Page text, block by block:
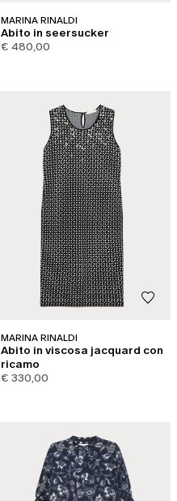
MARINA RINALDI
Abito in seersucker
€ 480,00
MARINA RINALDI
Abito in viscosa jacquard con
ricamo
€ 330,00